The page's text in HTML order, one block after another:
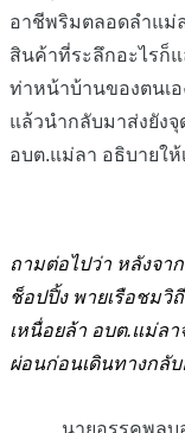
อาชีพริมตลอดลำแม่
สินค้าที่ระลึกอะไรก็
ท่าหน้าบ้านของตนเ
แล้วนำกลับมาส่งยังจุ
อบต.แม่ลา อธิบายให้
ถามต่อไปว่า หลังจา
ช็อปปิ้ง พายเรือชมวิ
เหนื่อยล้า อบต.แม่ล
ผ่อนก่อนเดินทางกลับ
นายอรรคพลบ